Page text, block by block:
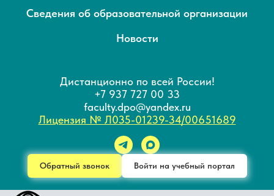
Сведения об образовательной организации
Новости
Дистанционно по всей России!
+7 937 727 00 33
faculty.dpo@yandex.ru
Лицензия № Л035-01239-34/00651689
Обратный звонок Войти на учебный портал